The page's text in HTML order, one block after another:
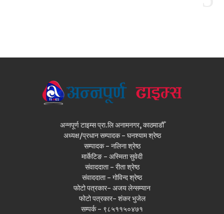
अन्नपूर्ण टाइम्स प्रा.लि अनामनगर, काठमाडौँ
अध्यक्ष/प्रधान सम्पादक - घनश्याम श्रेष्ठ
सम्पादक - नलिना श्रेष्ठ
मार्केटिङ - अस्मिता सुवेदी
संवाददाता - रीता श्रेष्ठ
संवाददाता - गोविन्द श्रेष्ठ
फोटो पत्रकार- अजय लेन्सम्यान
फोटो पत्रकार- शंकर भुजेल
सम्पर्क - ९८५११५०४७१